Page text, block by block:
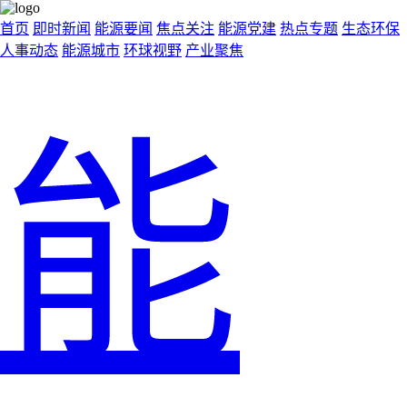
首页 即时新闻 能源要闻 焦点关注 能源党建 热点专题 生态环保
人事动态 能源城市 环球视野 产业聚焦
能